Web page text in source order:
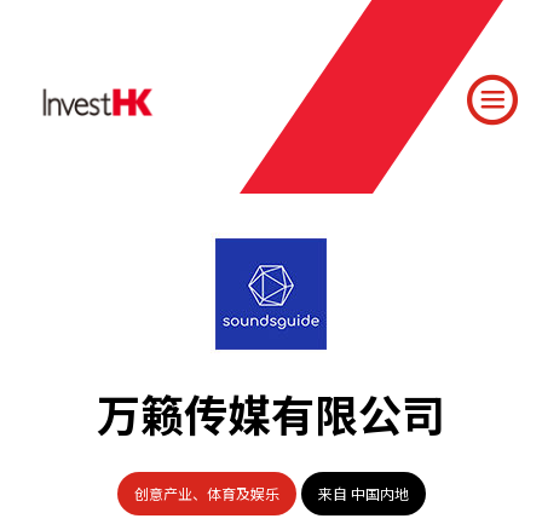
万籁传媒有限公司
创意产业、体育及娱乐 来自 中国内地